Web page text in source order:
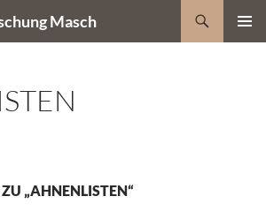
Masch
„AHNENLISTEN“